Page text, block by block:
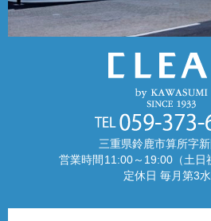
三重県鈴鹿市算所字
営業時間11:00～19:00（土日
定休日 毎月第3